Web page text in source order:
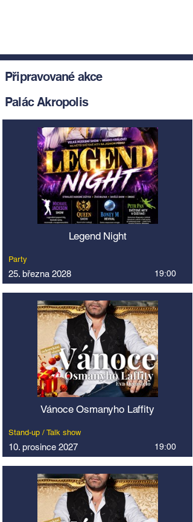
Připravované akce
Palác Akropolis
Legend Night
Party
25. března 2028 19:00
Vánoce Osmanyho Laffity
Stand-up / Talk show
10. prosince 2027 19:00